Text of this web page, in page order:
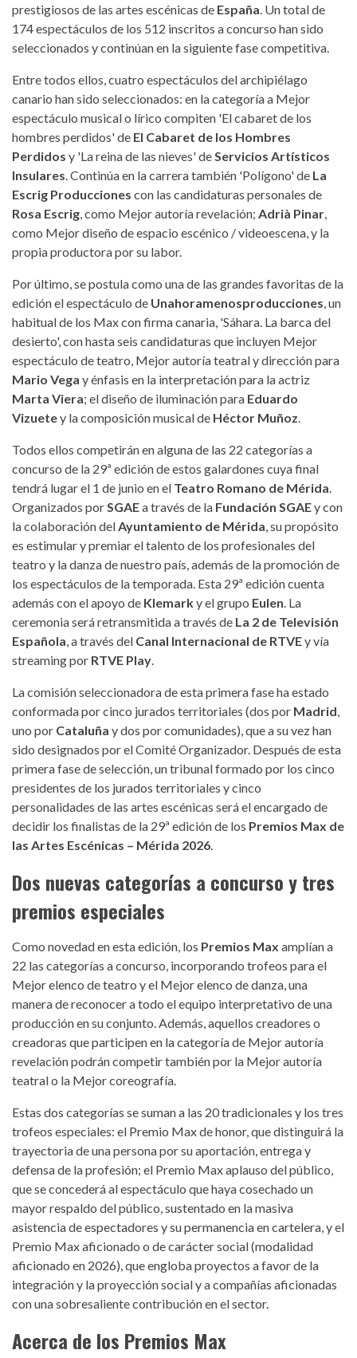
prestigiosos de las artes escénicas de España. Un total de
174 espectáculos de los 512 inscritos a concurso han sido
seleccionados y continúan en la siguiente fase competitiva.
Entre todos ellos, cuatro espectáculos del archipiélago
canario han sido seleccionados: en la categoría a Mejor
espectáculo musical o lírico compiten 'El cabaret de los
hombres perdidos' de El Cabaret de los Hombres
Perdidos y 'La reina de las nieves' deServicios Artísticos
Insulares. Continúa en la carrera también 'Polígono' de La
Escrig Producciones con las candidaturas personales de
Rosa Escrig, como Mejor autoría revelación; Adrià Pinar,
como Mejor diseño de espacio escénico / videoescena, y la
propia productora por su labor.
Por último, se postula como una de las grandes favoritas de la
edición el espectáculo de Unahoramenosproducciones, un
habitual de los Max con firma canaria, 'Sáhara. La barca del
desierto', con hasta seis candidaturas que incluyen Mejor
espectáculo de teatro, Mejor autoría teatral y dirección para
Mario Vega y énfasis en la interpretación para la actriz
Marta Viera; el diseño de iluminación para Eduardo
Vizuetey la composición musical de Héctor Muñoz.
Todos ellos competirán en alguna de las 22 categorías a
concurso de la 29ª edición de estos galardones cuya final
tendrá lugar el 1 de junio en el Teatro Romano de Mérida.
Organizados porSGAEa través de la Fundación SGAEy con
la colaboración delAyuntamiento de Mérida, su propósito
es estimular y premiar el talento de los profesionales del
teatro y la danza de nuestro país, además de la promoción de
los espectáculos de la temporada. Esta 29ª edición cuenta
además con el apoyo de Klemarky el grupo Eulen. La
ceremonia será retransmitida a través de La 2 de Televisión
Española, a través del Canal Internacional de RTVEy vía
streaming por RTVE Play.
La comisión seleccionadora de esta primera fase ha estado
conformada por cinco jurados territoriales (dos por Madrid,
uno por Cataluña y dos por comunidades), que a su vez han
sido designados por el Comité Organizador. Después de esta
primera fase de selección, un tribunal formado por los cinco
presidentes de los jurados territoriales y cinco
personalidades de las artes escénicas será el encargado de
decidir los finalistas de la 29ª edición de los Premios Max de
las Artes Escénicas – Mérida 2026.
Dos nuevas categorías a concurso y tres
premios especiales
Como novedad en esta edición, los Premios Max amplían a
22 las categorías a concurso, incorporando trofeos para el
Mejor elenco de teatro y el Mejor elenco de danza, una
manera de reconocer a todo el equipo interpretativo de una
producción en su conjunto. Además, aquellos creadores o
creadoras que participen en la categoría de Mejor autoría
revelación podrán competir también por la Mejor autoría
teatral o la Mejor coreografía.
Estas dos categorías se suman a las 20 tradicionales y los tres
trofeos especiales: el Premio Max de honor, que distinguirá la
trayectoria de una persona por su aportación, entrega y
defensa de la profesión; el Premio Max aplauso del público,
que se concederá al espectáculo que haya cosechado un
mayor respaldo del público, sustentado en la masiva
asistencia de espectadores y su permanencia en cartelera, y el
Premio Max aficionado o de carácter social (modalidad
aficionado en 2026), que engloba proyectos a favor de la
integración y la proyección social y a compañías aficionadas
con una sobresaliente contribución en el sector.
Acerca de los Premios Max